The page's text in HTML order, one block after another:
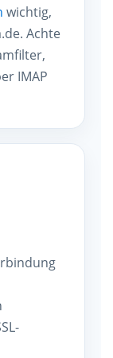
wichtig,
Achte
IMAP